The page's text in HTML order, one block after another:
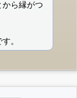
から縁がつ
。